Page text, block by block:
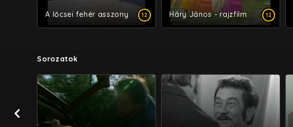
12
A lőcsei fehér asszony 12
Háry János - rajzfilm
Sorozatok